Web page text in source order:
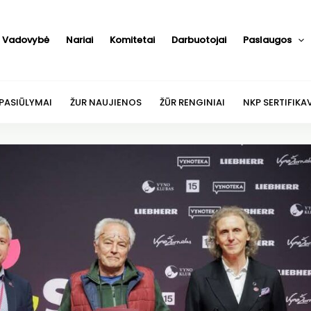
Vadovybė Nariai Komitetai Darbuotojai Paslaugos
ŽUR NAUJIENOS ŽŪR RENGINIAI NKP